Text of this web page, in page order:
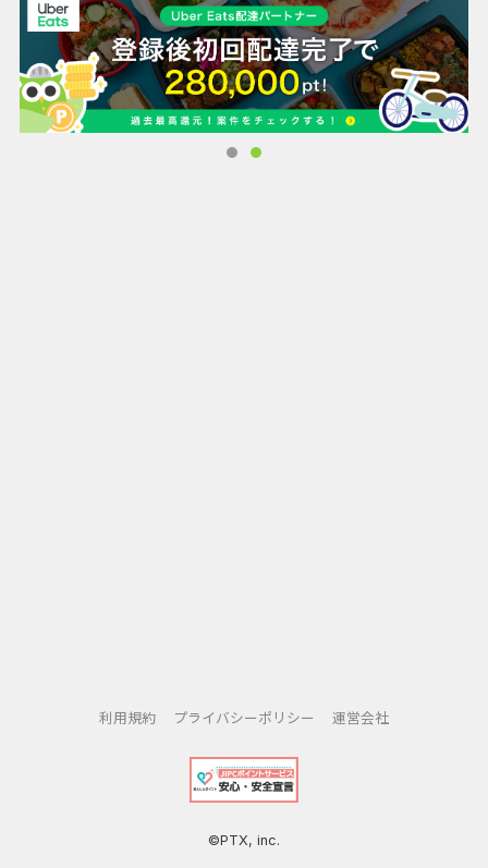
2012年にインドネシアで誕生した Traveloka は、タイ、ベ
トナム、シンガポール、マレーシア、オーストラリア、フィ
リピン、そして日本へと事業を拡大。旅を愛するすべての
人々に、より良いサービスをお届けすることに全力を注いで
います。
おかげさまで、Traveloka のアプリは累計1億4,000万回以
利用規約 プライバシーポリシー 運営会社
©PTX, inc.